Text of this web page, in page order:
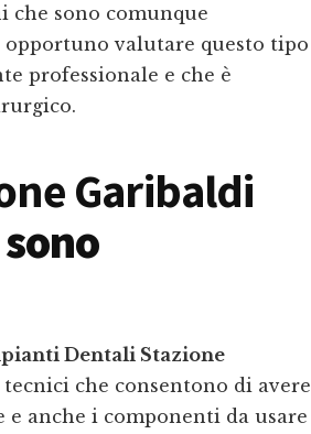
che sono comunque
valutare questo tipo
professionale e che è
Garibaldi
Dentali Stazione
che consentono di avere
anche i componenti da usare